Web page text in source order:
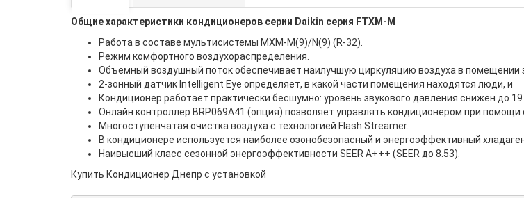
Общие характеристики кондиционеров серии Daikin серия FTXM-M
Работа в составе мультисистемы MXM-M(9)/N(9) (R-32).
Режим комфортного воздухораспределения.
Объемный воздушный поток обеспечивает наилучшую циркуляцию воздуха в помещении
2-зонный датчик Intelligent Eye определяет, в какой части помещения находятся люди, и
Кондиционер работает практически бесшумно: уровень звукового давления снижен до 19
Онлайн контроллер BRP069A41 (опция) позволяет управлять кондиционером при
Многоступенчатая очистка воздуха с технологией Flash Streamer.
В кондиционере используется наиболее озонобезопасный и энергоэффективный
Наивысший класс сезонной энергоэффективности SEER А+++ (SEER до 8.53).
Купить Кондиционер Днепр с установкой